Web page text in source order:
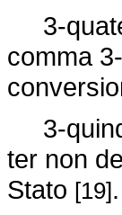
3-
comma
3-
ter non
Stato [19].